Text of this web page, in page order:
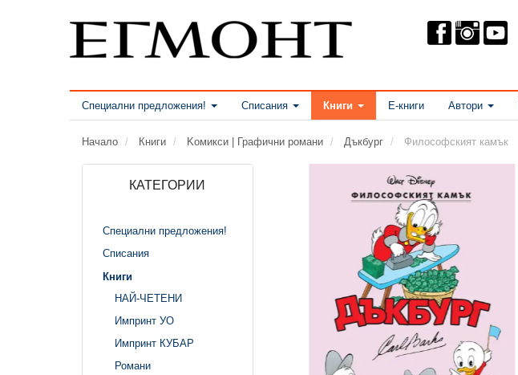
Специални предложения! Списания Книги Е-книги Автори
Начало Книги Kомикси | Графични романи Дъкбург Философският камък
КАТЕГОРИИ
Специални предложения!
Списания
Книги
НАЙ-ЧЕТЕНИ
Импринт УО
Импринт КУБАР
Романи